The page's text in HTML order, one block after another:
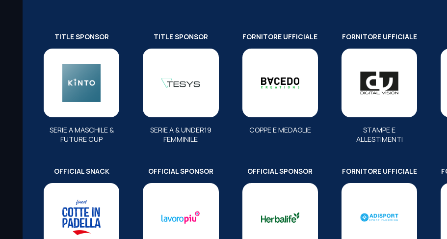
TITLE SPONSOR
SERIE A MASCHILE &
FUTURE CUP
TITLE SPONSOR
SERIE A & UNDER19
FEMMINILE
FORNITORE UFFICIALE
COPPE E MEDAGLIE
FORNITORE UFFICIALE
STAMPE E
ALLESTIMENTI
OFFICIAL SNACK OFFICIAL SPONSOR OFFICIAL SPONSOR FORNITORE UFFICIALE